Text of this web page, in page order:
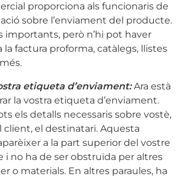
proporciona als funcionaris de
sobre l’enviament del producte.
importants, però n’hi pot haver
la factura proforma, catàlegs, llistes
etiqueta d’enviament:Ara està
la vostra etiqueta d’enviament.
els detalls necessaris sobre vostè,
client, el destinatari. Aquesta
a la part superior del vostre
i no ha de ser obstruïda per altres
o materials. En altres paraules, ha